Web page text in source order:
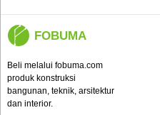
FOBUMA
Beli melalui fobuma.com
produk konstruksi
bangunan, teknik, arsitektur
dan interior.